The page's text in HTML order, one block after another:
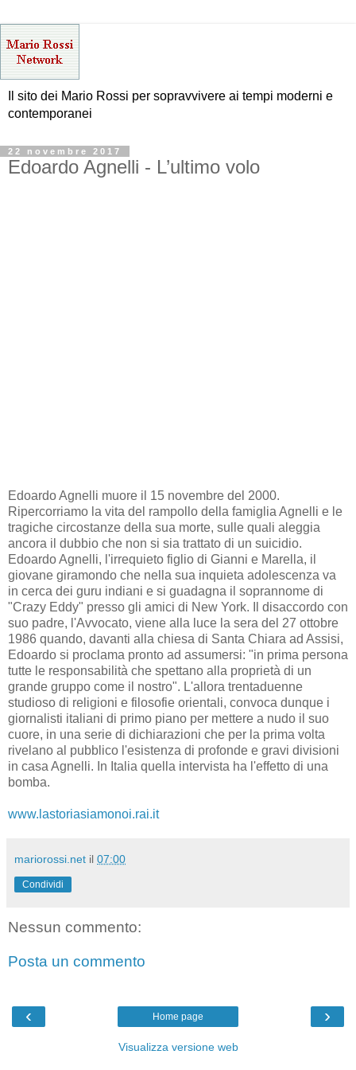
Il sito dei Mario Rossi per sopravvivere ai tempi moderni e
contemporanei
22 novembre 2017
Edoardo Agnelli - L’ultimo volo
Edoardo Agnelli muore il 15 novembre del 2000.
Ripercorriamo la vita del rampollo della famiglia Agnelli e le
tragiche circostanze della sua morte, sulle quali aleggia
ancora il dubbio che non si sia trattato di un suicidio.
Edoardo Agnelli, l'irrequieto figlio di Gianni e Marella, il
giovane giramondo che nella sua inquieta adolescenza va
in cerca dei guru indiani e si guadagna il soprannome di
"Crazy Eddy" presso gli amici di New York. Il disaccordo con
suo padre, l'Avvocato, viene alla luce la sera del 27 ottobre
1986 quando, davanti alla chiesa di Santa Chiara ad Assisi,
Edoardo si proclama pronto ad assumersi: "in prima persona
tutte le responsabilità che spettano alla proprietà di un
grande gruppo come il nostro". L'allora trentaduenne
studioso di religioni e filosofie orientali, convoca dunque i
giornalisti italiani di primo piano per mettere a nudo il suo
cuore, in una serie di dichiarazioni che per la prima volta
rivelano al pubblico l'esistenza di profonde e gravi divisioni
in casa Agnelli. In Italia quella intervista ha l'effetto di una
bomba.
www.lastoriasiamonoi.rai.it
mariorossi.net il 07:00
Condividi
Nessun commento:
Posta un commento
‹ ›
Home page
Visualizza versione web